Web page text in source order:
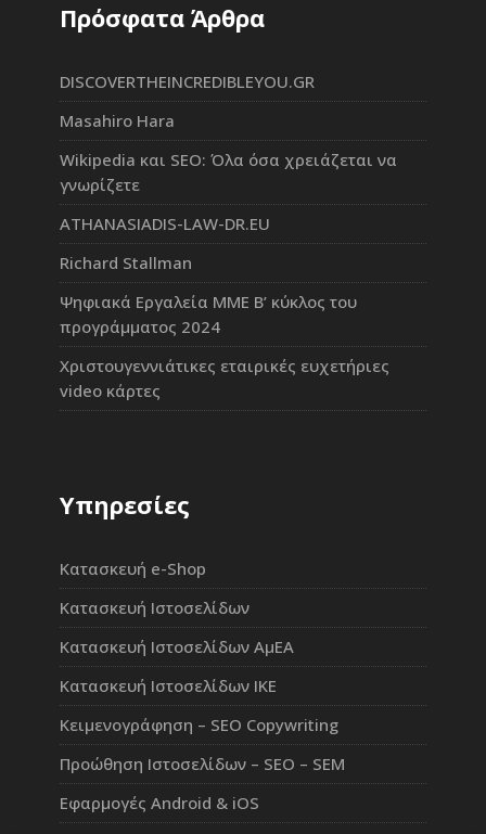
Πρόσφατα Άρθρα
DISCOVERTHEINCREDIBLEYOU.GR
Masahiro Hara
Wikipedia και SEO: Όλα όσα χρειάζεται να
γνωρίζετε
ATHANASIADIS-LAW-DR.EU
Richard Stallman
Ψηφιακά Εργαλεία ΜΜΕ Β’ κύκλος του
προγράμματος 2024
Χριστουγεννιάτικες εταιρικές ευχετήριες
video κάρτες
Υπηρεσίες
Κατασκευή e-Shop
Κατασκευή Ιστοσελίδων
Κατασκευή Ιστοσελίδων ΑμΕΑ
Κατασκευή Ιστοσελίδων ΙΚΕ
Κειμενογράφηση – SEO Copywriting
Προώθηση Ιστοσελίδων – SEO – SEM
Εφαρμογές Android & iOS